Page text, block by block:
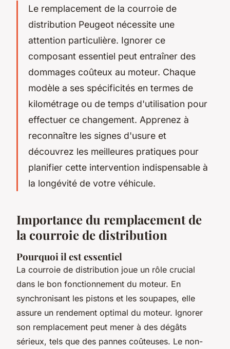
Le remplacement de la courroie de
distribution Peugeot nécessite une
attention particulière. Ignorer ce
composant essentiel peut entraîner des
dommages coûteux au moteur. Chaque
modèle a ses spécificités en termes de
kilométrage ou de temps d'utilisation pour
effectuer ce changement. Apprenez à
reconnaître les signes d'usure et
découvrez les meilleures pratiques pour
planifier cette intervention indispensable à
la longévité de votre véhicule.
Importance du remplacement de
la courroie de distribution
Pourquoi il est essentiel
La courroie de distribution joue un rôle crucial
dans le bon fonctionnement du moteur. En
synchronisant les pistons et les soupapes, elle
assure un rendement optimal du moteur. Ignorer
son remplacement peut mener à des dégâts
sérieux, tels que des pannes coûteuses. Le non-